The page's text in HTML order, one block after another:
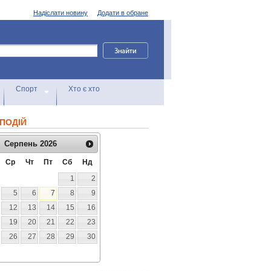
Додати в обране
Надіслати новину
Спорт Хто є хто
Серпень 2026
Ср Чт Пт Сб
Нд
1
2
5 6 7 8
9
12 13 14 15
16
19 20 21 22
23
26 27 28 29
30